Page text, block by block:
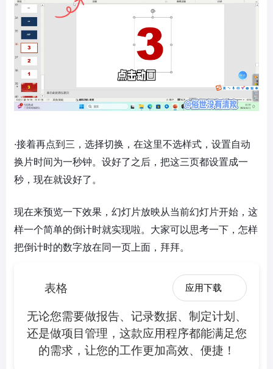
·接着再点到三，选择切换，在这里不选样式，设置自动
换片时间为一秒钟。设好了之后，把这三页都设置成一
秒，现在就设好了。
现在来预览一下效果，幻灯片放映从当前幻灯片开始，这
样一个简单的倒计时就实现啦。大家可以思考一下，怎样
把倒计时的数字放在同一页上面，拜拜。
表格 应用下载
无论您需要做报告、记录数据、制定计划、
还是做项目管理，这款应用程序都能满足您
的需求，让您的工作更加高效、便捷！